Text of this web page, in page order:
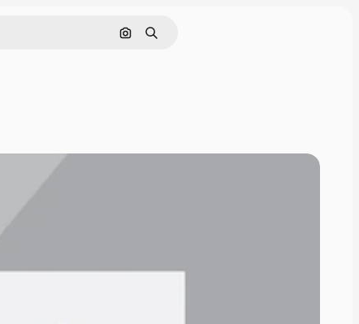
Cerca per immagine
Ricerca